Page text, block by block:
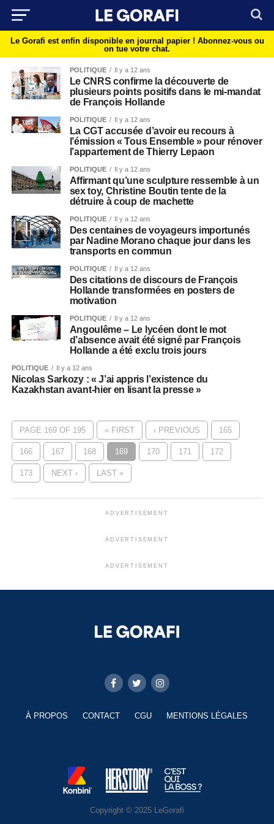
Le Gorafi est enfin disponible en journal papier ! Abonnez-vous ou
on tue votre chat.
POLITIQUE Il y a 12 ans
Le CNRS confirme la découverte de
plusieurs points positifs dans le mi-mandat
de François Hollande
POLITIQUE Il y a 12 ans
La CGT accusée d’avoir eu recours à
l’émission « Tous Ensemble » pour rénover
l’appartement de Thierry Lepaon
POLITIQUE Il y a 12 ans
Affirmant qu’une sculpture ressemble à un
sex toy, Christine Boutin tente de la
détruire à coup de machette
POLITIQUE Il y a 12 ans
Des centaines de voyageurs importunés
par Nadine Morano chaque jour dans les
transports en commun
POLITIQUE Il y a 12 ans
Des citations de discours de François
Hollande transformées en posters de
motivation
POLITIQUE Il y a 12 ans
Angoulême – Le lycéen dont le mot
d’absence avait été signé par François
Hollande a été exclu trois jours
POLITIQUE Il y a 12 ans
Nicolas Sarkozy : « J’ai appris l’existence du
Kazakhstan avant-hier en lisant la presse »
PAGE 169 OF 195 « FIRST ‹ PREVIOUS 165
166 167 168 169 170 171 172
173 NEXT › LAST »
ADVERTISEMENT
ADVERTISEMENT
ADVERTISEMENT
À PROPOS CONTACT CGU MENTIONS LÉGALES
Copyright © 2025 LeGorafi